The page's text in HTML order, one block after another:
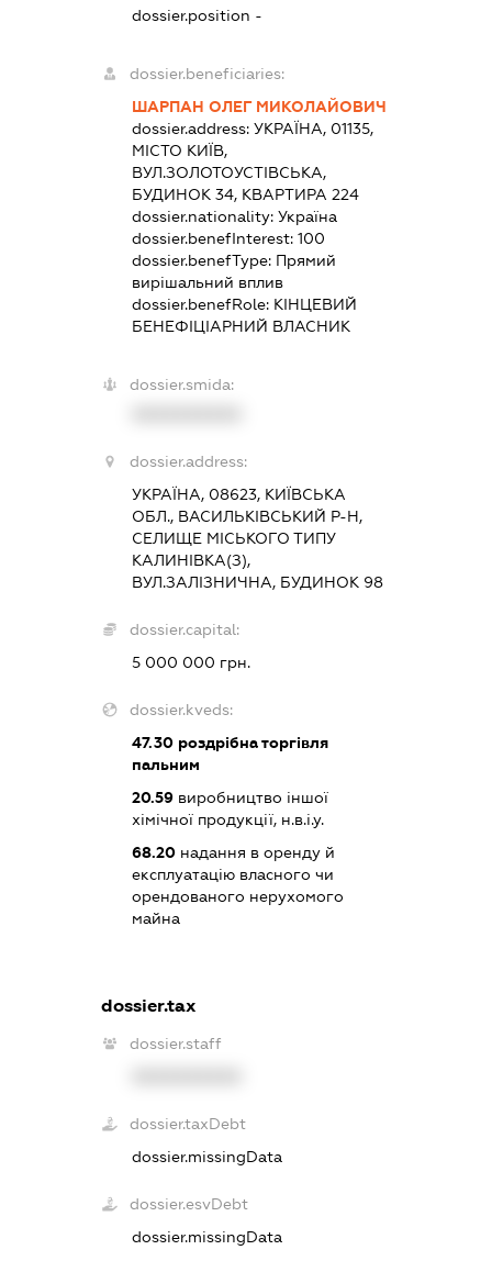
dossier.position -
dossier.beneficiaries:
ШАРПАН ОЛЕГ МИКОЛАЙОВИЧ
dossier.address: УКРАЇНА, 01135,
МІСТО КИЇВ,
ВУЛ.ЗОЛОТОУСТІВСЬКА,
БУДИНОК 34, КВАРТИРА 224
dossier.nationality: Україна
dossier.benefInterest: 100
dossier.benefType: Прямий
вирішальний вплив
dossier.benefRole: КІНЦЕВИЙ
БЕНЕФІЦІАРНИЙ ВЛАСНИК
dossier.smida:
dossier.address:
УКРАЇНА, 08623, КИЇВСЬКА
ОБЛ., ВАСИЛЬКІВСЬКИЙ Р-Н,
СЕЛИЩЕ МІСЬКОГО ТИПУ
КАЛИНІВКА(З),
ВУЛ.ЗАЛІЗНИЧНА, БУДИНОК 98
dossier.capital:
5 000 000 грн.
dossier.kveds:
47.30роздрібна торгівля
пальним
20.59виробництво іншої
хімічної продукції, н.в.і.у.
68.20надання в оренду й
експлуатацію власного чи
орендованого нерухомого
майна
dossier.tax
dossier.staff
dossier.taxDebt
dossier.missingData
dossier.esvDebt
dossier.missingData